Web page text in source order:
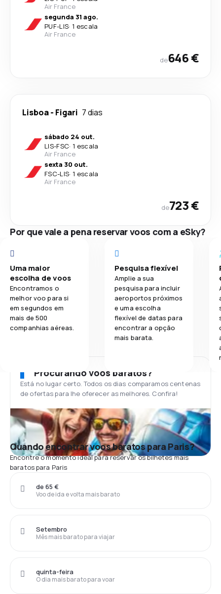
Air France
segunda 31 ago.
PUF-LIS· 1 escala
Air France
de646 €
Lisboa- Figari 7 dias
sábado 24 out.
LIS-FSC· 1 escala
Air France
sexta 30 out.
FSC-LIS· 1 escala
Air France
de723 €
Por que vale a pena reservar voos com a eSky?
Uma maior
escolha de voos
Encontramos o
melhor voo para si
em segundos em
mais de 500
companhias aéreas.
Pesquisa flexível
Amplie a sua
pesquisa para incluir
aeroportos próximos
e uma escolha
flexível de datas para
encontrar a opção
mais barata.
Procurando voos baratos?
Está no lugar certo. Todos os dias comparamos centenas
de ofertas para lhe oferecer as melhores. Confira!
Quando encontrar voos baratos para Paris?
Encontre o momento ideal para reservar os bilhetes mais
baratos para Paris
Voo de ida e volta mais barato
de 65 €
Mês mais barato para viajar
Setembro
O dia mais barato para voar
quinta-feira